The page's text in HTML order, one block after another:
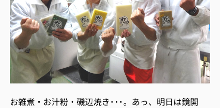
お雑煮・お汁粉・磯辺焼き･･･。あっ、明日は鏡開